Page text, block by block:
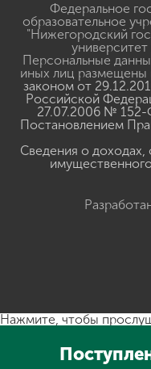
Федеральное
образовательное
"Нижегородский
Персональные
иных лиц размещены
законом от
Российской
27.07.2006 № 152-
Постановлением
Сведения о доходах,
Нажмите, чтобы